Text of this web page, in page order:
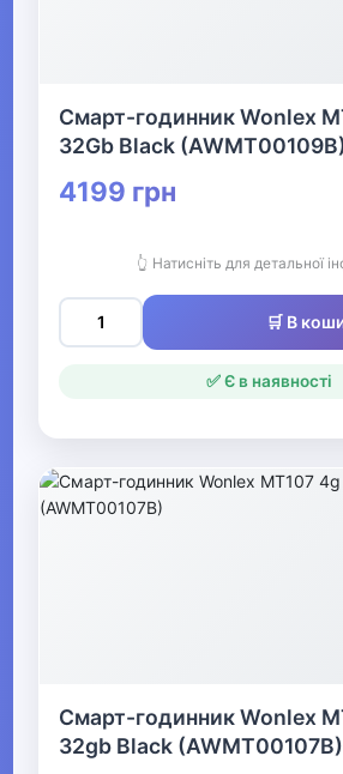
Дитячі іграшки
▼
Парти
Дитячі ліжечка
Мобілі
Комоди та пеленатори
Дитячі стільці
Смарт-годинник Wonlex
32Gb Black
4199 грн
👆 Натисніть для детальної
🛒 В
✅ Є в наявності
Смарт-годинник Wonlex
32gb Black (AWMT00107B)